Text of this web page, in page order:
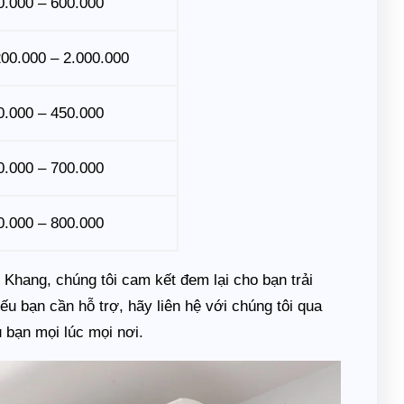
– 2.000.000
– 450.000
– 700.000
– 800.000
chúng tôi cam kết đem lại cho bạn trải
bạn cần hỗ trợ, hãy liên hệ với chúng tôi qua
bạn mọi lúc mọi nơi.